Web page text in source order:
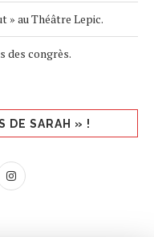
» au Théâtre Lepic.
des congrès.
DE SARAH » !